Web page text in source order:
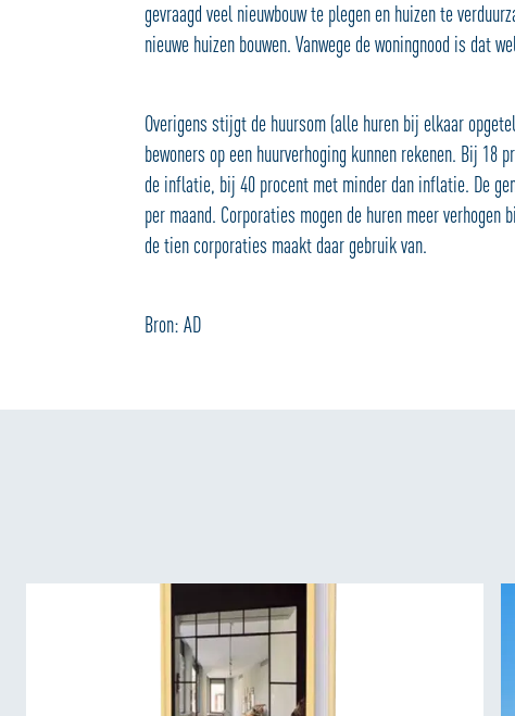
gevraagd veel nieuwbouw te plegen en huizen te
nieuwe huizen bouwen. Vanwege de woningnood is dat
Overigens stijgt de huursom (alle huren bij elkaar
bewoners op een huurverhoging kunnen rekenen. Bij
de inflatie, bij 40 procent met minder dan inflatie. De
per maand. Corporaties mogen de huren meer
de tien corporaties maakt daar gebruik van.
Bron: AD